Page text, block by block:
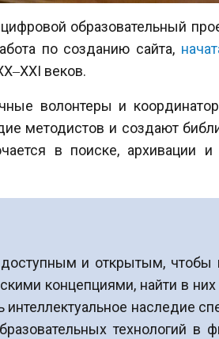
образовательный
по созданию сайта,
веков.
волонтеры и
методистов и создают
в поиске, архивации
и открытым, чтобы
концепциями, найти в
наследие
технологий в